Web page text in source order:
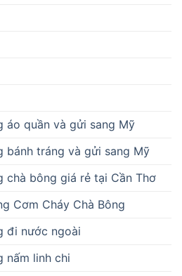
áo quần và gửi sang Mỹ
bánh tráng và gửi sang Mỹ
chà bông giá rẻ tại Cần Thơ
Cơm Cháy Chà Bông
đi nước ngoài
nấm linh chi